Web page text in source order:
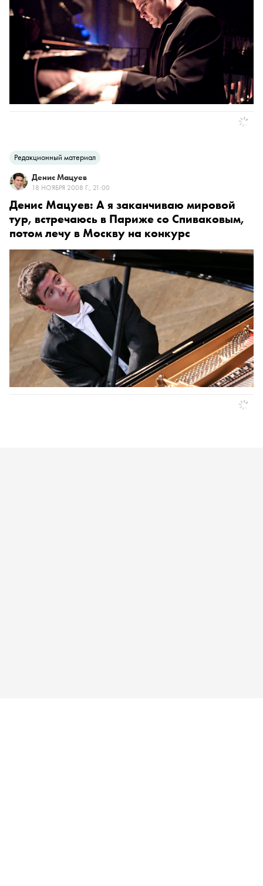
Редакционный материал
Денис Мацуев
18 НОЯБРЯ 2008 Г., 21:00
Денис Мацуев: А я заканчиваю мировой
тур, встречаюсь в Париже со Спиваковым,
потом лечу в Москву на конкурс